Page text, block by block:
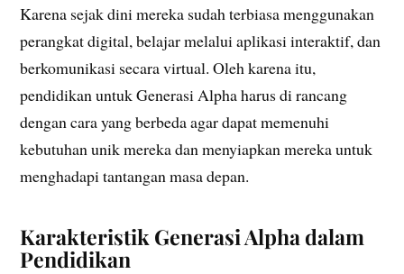
Karena sejak dini mereka sudah terbiasa menggunakan
perangkat digital, belajar melalui aplikasi interaktif, dan
berkomunikasi secara virtual. Oleh karena itu,
pendidikan untuk Generasi Alpha harus di rancang
dengan cara yang berbeda agar dapat memenuhi
kebutuhan unik mereka dan menyiapkan mereka untuk
menghadapi tantangan masa depan.
Karakteristik Generasi Alpha dalam
Pendidikan